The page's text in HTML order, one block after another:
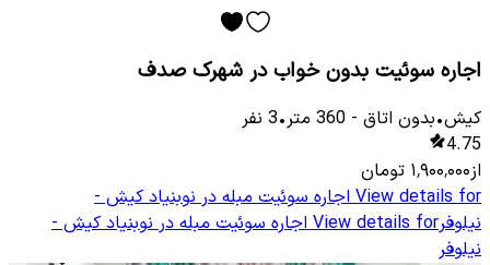
اجاره سوئیت بدون خواب در شهرک صدف
کیش•بدون اتاق -
360 متر•
3 نفر
4.75
از۱٬۹۰۰٬۰۰۰ تومان
View details for اجاره سوئیت مبله در نوبنیاد کیش -
نیلوفرView details for اجاره سوئیت مبله در نوبنیاد کیش -
نیلوفر